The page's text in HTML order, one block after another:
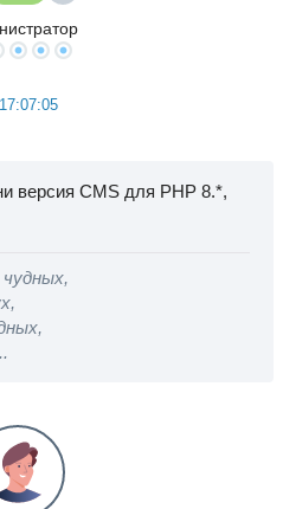
версия CMS для PHP 8.*,